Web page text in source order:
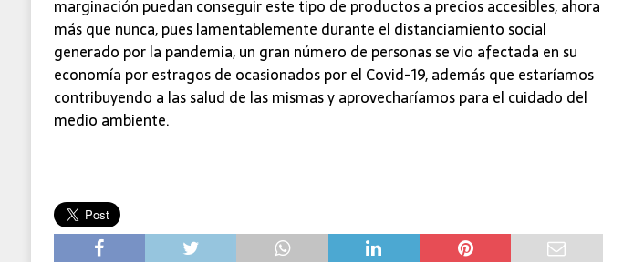
marginación puedan conseguir este tipo de productos a precios accesibles, ahora
más que nunca, pues lamentablemente durante el distanciamiento social
generado por la pandemia, un gran número de personas se vio afectada en su
economía por estragos de ocasionados por el Covid-19, además que estaríamos
contribuyendo a las salud de las mismas y aprovecharíamos para el cuidado del
medio ambiente.